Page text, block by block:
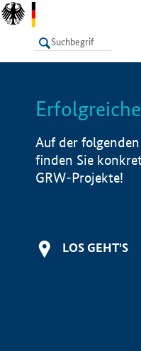
LISTE
Auf der
finden Sie
GRW-Projekte!
LOS GEHT'S